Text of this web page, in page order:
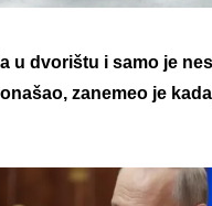
u dvorištu i samo je
zanemeo je